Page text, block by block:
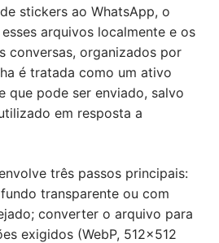
stickers ao WhatsApp, o
arquivos localmente e os
conversas, organizados por
é tratada como um ativo
que pode ser enviado, salvo
em resposta a
três passos principais:
transparente ou com
converter o arquivo para
exigidos (WebP, 512×512